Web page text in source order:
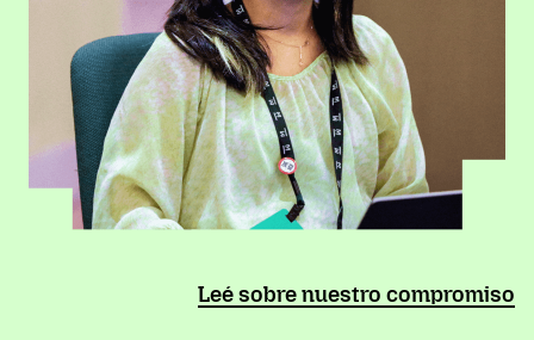
Leé sobre nuestro compromiso